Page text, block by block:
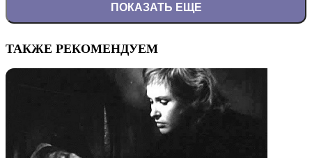
ПОКАЗАТЬ ЕЩЕ
ТАКЖЕ РЕКОМЕНДУЕМ